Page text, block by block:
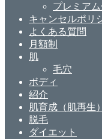
プレミア
キャンセルポリ
よくある質問
月額制
肌
毛穴
ボディ
紹介
肌育成（肌再生）
脱毛
ダイエット